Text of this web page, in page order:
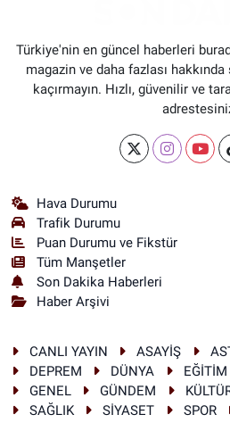
Türkiye'nin en güncel haberleri
magazin ve daha fazlası
kaçırmayın. Hızlı, güvenilir ve
Hava Durumu
Trafik Durumu
Puan Durumu ve Fikstür
Tüm Manşetler
Son Dakika Haberleri
Haber Arşivi
CANLI YAYIN ASAYİŞ
DEPREM
DÜNYA EĞİTİM
GENEL
GÜNDEM
SAĞLIK
SİYASET SPOR